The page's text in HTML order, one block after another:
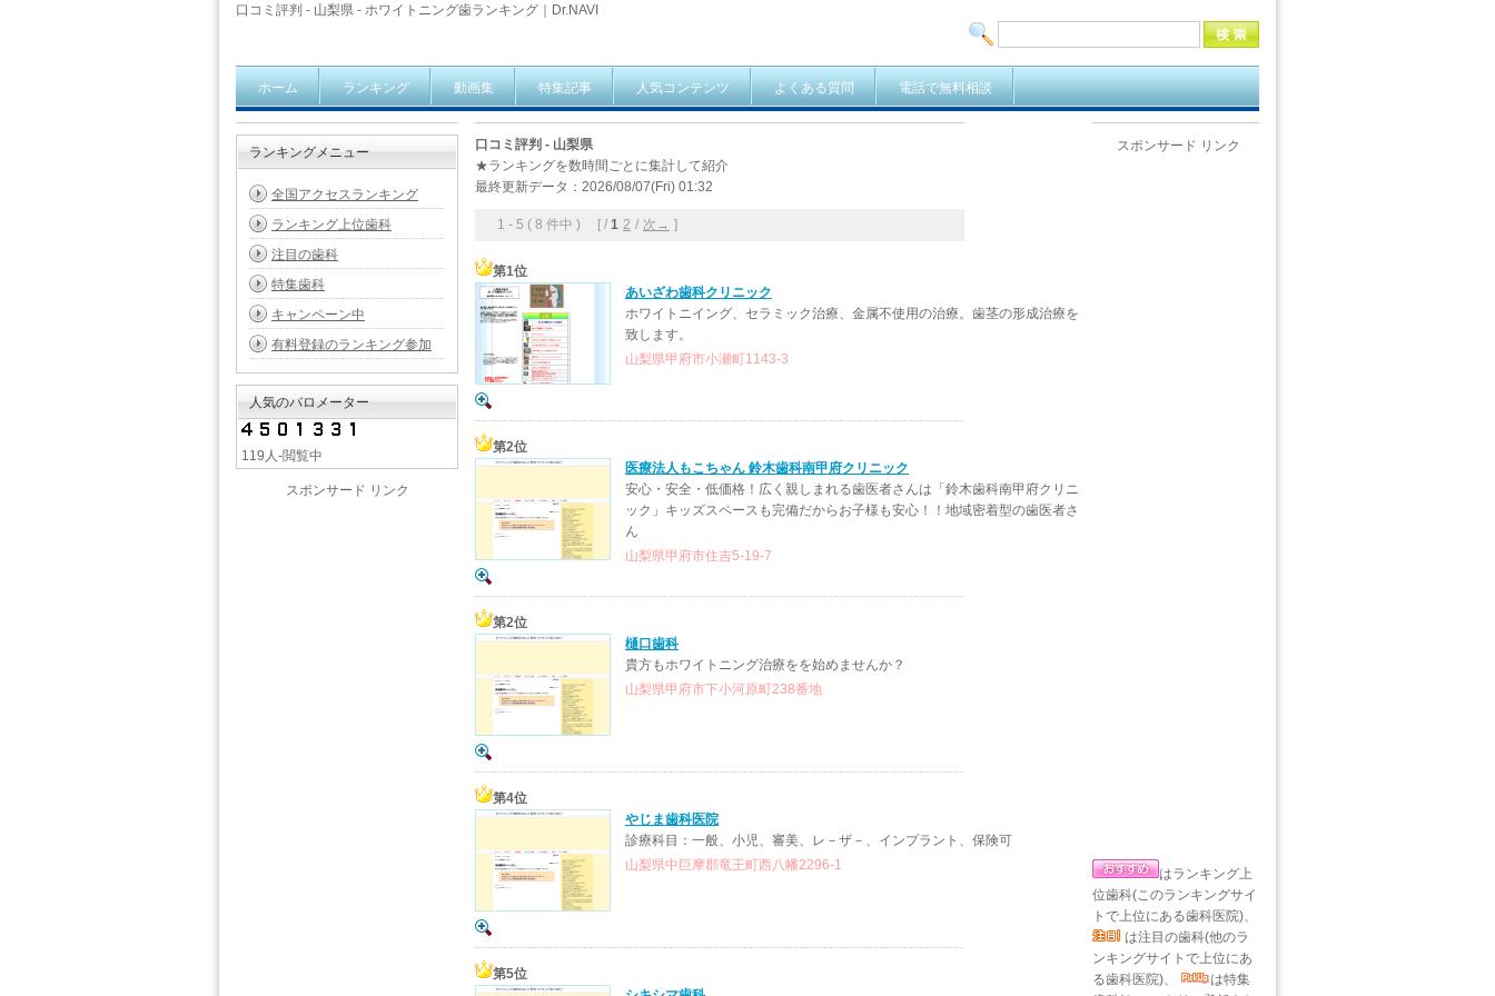
口コミ評判 - 山梨県 - ホワイトニング歯ランキング｜Dr.NAVI
ホーム ランキング 動画集 特集記事 人気コンテンツ よくある質問 電話で無料相談
口コミ評判 - 山梨県
★ランキングを数時間ごとに集計して紹介
最終更新データ：2026/08/07(Fri) 01:32
1 - 5 ( 8 件中 ) [ / 1 2 / 次→ ]
第1位
あいざわ歯科クリニック
ホワイトニイング、セラミック治療、金属不使用の治療。歯茎の形成治療を
致します。
山梨県甲府市小瀬町1143-3
第2位
医療法人もこちゃん 鈴木歯科南甲府クリニック
安心・安全・低価格！広く親しまれる歯医者さんは「鈴木歯科南甲府クリニ
ック」キッズスペースも完備だからお子様も安心！！地域密着型の歯医者さ
ん
山梨県甲府市住吉5-19-7
第2位
樋口歯科
貴方もホワイトニング治療をを始めませんか？
山梨県甲府市下小河原町238番地
第4位
やじま歯科医院
診療科目：一般、小児、審美、レ－ザ－、インプラント、保険可
山梨県中巨摩郡竜王町西八幡2296-1
第5位
ランキングメニュー
全国アクセスランキング
ランキング上位歯科
注目の歯科
特集歯科
キャンペーン中
有料登録のランキング参加
人気のバロメーター
119人-閲覧中
スポンサード リンク
スポンサード リンク
はランキング上
位歯科(このランキングサイ
トで上位にある歯科医院)、
は注目の歯科(他のラ
ンキングサイトで上位にあ
る歯科医院)、
は特集